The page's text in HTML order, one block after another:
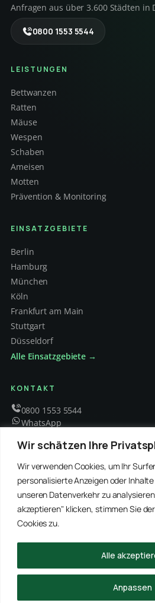
Wir schätzen Ihre
Wir verwenden Cookies, um Ihr
personalisierte Anzeigen oder
unseren Datenverkehr zu
akzeptieren" klicken, stimmen Sie
Cookies zu.
Anpassen
Alle
Anfragen aus über 3.600 Städten in
0800 1553 5544
LEISTUNGEN
Bettwanzen
Ratten
Mäuse
Wespen
Schaben
Ameisen
Motten
Prävention & Monitoring
EINSATZGEBIETE
Berlin
Hamburg
München
Köln
Frankfurt am Main
Stuttgart
Düsseldorf
Alle Einsatzgebiete →
KONTAKT
0800 1553 5544
WhatsApp
Mo – Fr 8 – 18 Uhr
EMPFOHLENE PARTNER
WinRei24 Dienstleistungen
Winterdienst Niedersachsen
Winterdienst Hansa
Winterdienst
© 2026 Schädlingsbekämpfung Kraft ·